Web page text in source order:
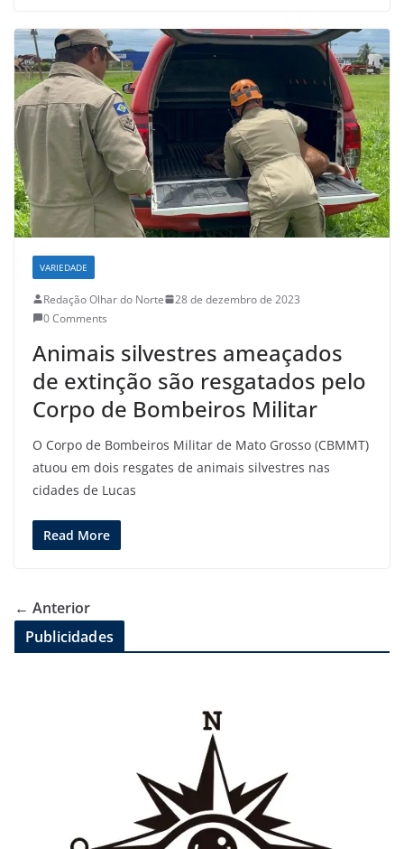
VARIEDADE
Redação Olhar do Norte
28 de dezembro de 2023
0 Comments
Animais silvestres ameaçados
de extinção são resgatados pelo
Corpo de Bombeiros Militar
O Corpo de Bombeiros Militar de Mato Grosso (CBMMT)
atuou em dois resgates de animais silvestres nas
cidades de Lucas
Read More
← Anterior
Publicidades